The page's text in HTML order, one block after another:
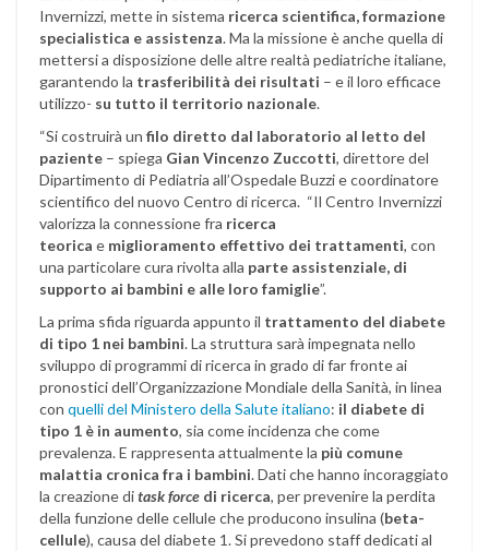
Invernizzi, mette in sistema ricerca scientifica, formazione
specialistica e assistenza. Ma la missione è anche quella di
mettersi a disposizione delle altre realtà pediatriche italiane,
garantendo la trasferibilità dei risultati – e il loro efficace
utilizzo- su tutto il territorio nazionale.
“Si costruirà un filo diretto dal laboratorio al letto del
paziente – spiega Gian Vincenzo Zuccotti, direttore del
Dipartimento di Pediatria all’Ospedale Buzzi e coordinatore
scientifico del nuovo Centro di ricerca. “Il Centro Invernizzi
valorizza la connessione fra ricerca
teorica e miglioramento effettivo dei trattamenti, con
una particolare cura rivolta alla parte assistenziale, di
supporto ai bambini e alle loro famiglie”.
La prima sfida riguarda appunto il trattamento del diabete
di tipo 1 nei bambini. La struttura sarà impegnata nello
sviluppo di programmi di ricerca in grado di far fronte ai
pronostici dell’Organizzazione Mondiale della Sanità, in linea
con quelli del Ministero della Salute italiano: il diabete di
tipo 1 è in aumento, sia come incidenza che come
prevalenza. E rappresenta attualmente la più comune
malattia cronica fra i bambini. Dati che hanno incoraggiato
la creazione ditask force di ricerca, per prevenire la perdita
della funzione delle cellule che producono insulina (beta-
cellule), causa del diabete 1. Si prevedono staff dedicati al